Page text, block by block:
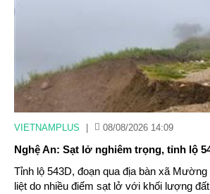
VIETNAMPLUS 08/08/2026 14:09
Nghệ An: Sạt lở nghiêm trọng, tỉnh lộ
Tỉnh lộ 543D, đoạn qua địa bàn xã
liệt do nhiều điểm sạt lở với khối lượng